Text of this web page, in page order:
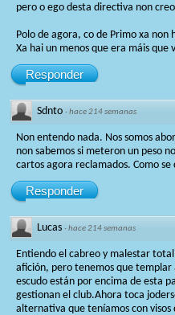
pero o ego desta directiva non
Polo de agora, co de Primo xa
Xa hai un menos que era máis que
Responder
Sdnto ·hace 214 semanas
Non entendo nada. Nos somos
non sabemos si meteron un peso
cartos agora reclamados. Como se
Responder
Lucas ·hace 214 semanas
Entiendo el cabreo y malestar
afición, pero tenemos que templar
escudo están por encima de esta
gestionan el club.Ahora toca
alternativa que teníamos con